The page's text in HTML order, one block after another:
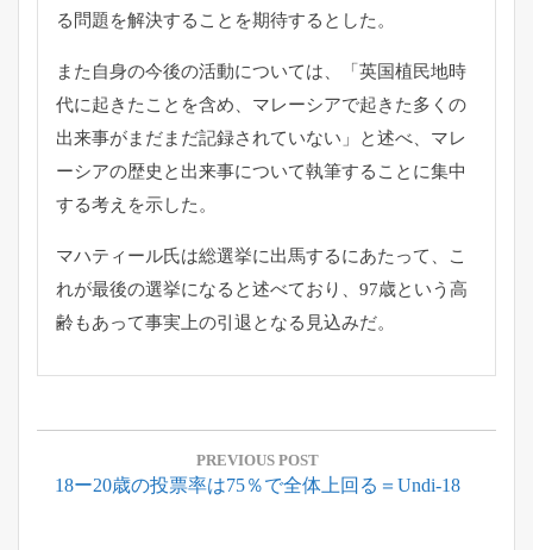
る問題を解決することを期待するとした。
また自身の今後の活動については、「 英国植民地時
代に起きたことを含め、 マレーシアで起きた多くの
出来事がまだまだ記録されていない」
と述べ、 マレ
ーシアの歴史と出来事について執筆することに集中
する考えを示した。
マハティール氏は総選挙に出馬するにあたって、
こ
れが最後の選挙になると述べており、 97歳という高
齢もあって事実上の引退となる見込みだ。
投
ナ
PREVIOUS POST
Previous
18ー20歳の投票率は75％で全体上回る＝Undi-18